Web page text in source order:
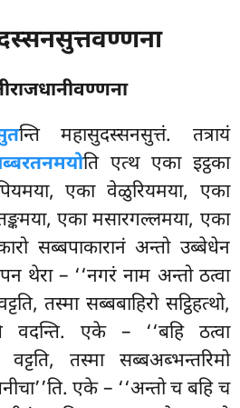
न्ति महासुदस्सनसुत्तं. तत्रायं
ति एत्थ एका इट्ठका
एका वेळुरियमया, एका
एका मसारगल्लमया, एका
सब्बपाकारानं अन्तो उब्बेधेन
थेरा – ‘‘नगरं नाम अन्तो ठत्वा
तस्मा सब्बबाहिरो सट्ठिहत्थो,
वदन्ति. एके – ‘‘बहि ठत्वा
तस्मा सब्बअब्भन्तरिमो
एके – ‘‘अन्तो च बहि च